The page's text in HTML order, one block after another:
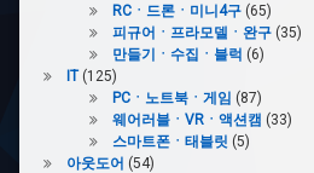
RCㆍ드론ㆍ미니4구(65)
피규어ㆍ프라모델ㆍ완구(35)
만들기ㆍ수집ㆍ블럭 (6)
IT(125)
PCㆍ노트북ㆍ게임 (87)
웨어러블ㆍVRㆍ액션캠 (33)
스마트폰ㆍ태블릿 (5)
아웃도어 (54)